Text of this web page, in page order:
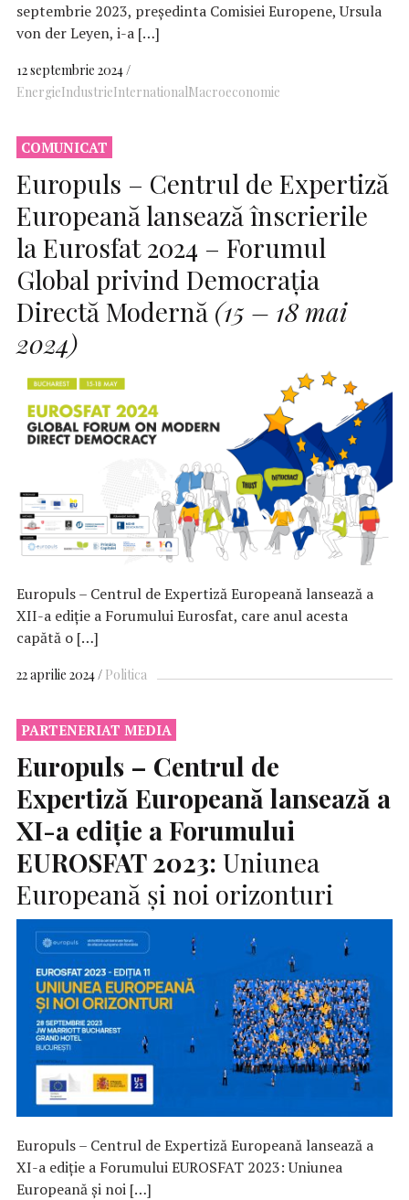
septembrie 2023, președinta Comisiei Europene, Ursula
von der Leyen, i-a […]
12 septembrie 2024
EnergieIndustrieInternationalMacroeconomie
COMUNICAT
Europuls – Centrul de Expertiză
Europeană lansează înscrierile
la Eurosfat 2024 – Forumul
Global privind Democrația
Directă Modernă (15 – 18 mai
2024)
Europuls – Centrul de Expertiză Europeană lansează a
XII-a ediție a Forumului Eurosfat, care anul acesta
capătă o […]
22 aprilie 2024 Politica
PARTENERIAT MEDIA
Europuls – Centrul de
Expertiză Europeană lansează a
XI-a ediție a Forumului
EUROSFAT2023: Uniunea
Europeană și noi orizonturi
Europuls – Centrul de Expertiză Europeană lansează a
XI-a ediție a Forumului EUROSFAT 2023: Uniunea
Europeană și noi […]